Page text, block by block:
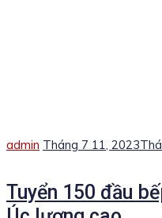
Author
admin Posted
Tháng 7 11, 2023
Tuyển 150 đầu